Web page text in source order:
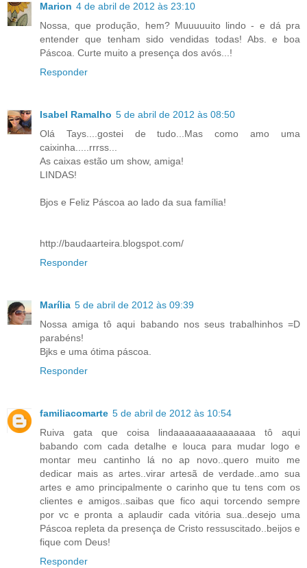
Marion 4 de abril de 2012 às 23:10
Nossa, que produção, hem? Muuuuuito lindo - e dá pra
entender que tenham sido vendidas todas! Abs. e boa
Páscoa. Curte muito a presença dos avós...!
Responder
Isabel Ramalho 5 de abril de 2012 às 08:50
Olá Tays....gostei de tudo...Mas como amo uma
caixinha.....rrrss...
As caixas estão um show, amiga!
LINDAS!
Bjos e Feliz Páscoa ao lado da sua família!
http://baudaarteira.blogspot.com/
Responder
Marília 5 de abril de 2012 às 09:39
Nossa amiga tô aqui babando nos seus trabalhinhos =D
parabéns!
Bjks e uma ótima páscoa.
Responder
familiacomarte 5 de abril de 2012 às 10:54
Ruiva gata que coisa lindaaaaaaaaaaaaaaa tô aqui
babando com cada detalhe e louca para mudar logo e
montar meu cantinho lá no ap novo..quero muito me
dedicar mais as artes..virar artesã de verdade..amo sua
artes e amo principalmente o carinho que tu tens com os
clientes e amigos..saibas que fico aqui torcendo sempre
por vc e pronta a aplaudir cada vitória sua..desejo uma
Páscoa repleta da presença de Cristo ressuscitado..beijos e
fique com Deus!
Responder